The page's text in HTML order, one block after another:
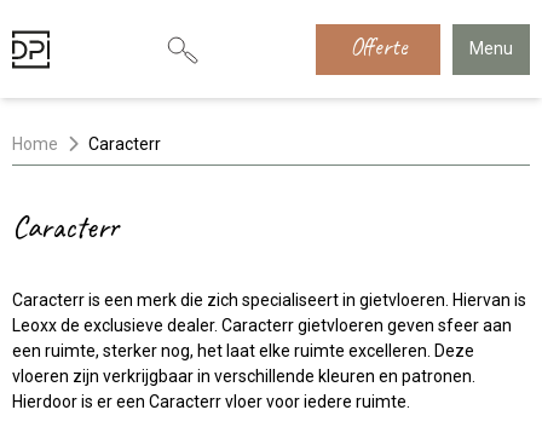
Offerte Menu
Home Caracterr
Caracterr
Caracterr is een merk die zich specialiseert in gietvloeren. Hiervan is
Leoxx de exclusieve dealer. Caracterr gietvloeren geven sfeer aan
een ruimte, sterker nog, het laat elke ruimte excelleren. Deze
vloeren zijn verkrijgbaar in verschillende kleuren en patronen.
Hierdoor is er een Caracterr vloer voor iedere ruimte.